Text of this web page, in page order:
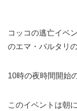
コッコの逃亡イベ
のエマ・バルタリの
10時の夜時間開始
このイベントは朝